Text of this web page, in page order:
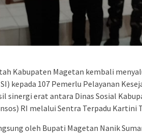
Kabupaten Magetan kembali
kepada 107 Pemerlu Pelayanan
sinergi erat antara Dinas Sosial
RI melalui Sentra Terpadu Kartini
oleh Bupati Magetan Nanik